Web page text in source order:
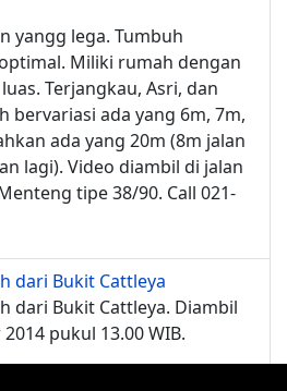
yangg lega. Tumbuh
Miliki rumah dengan
Terjangkau, Asri, dan
bervariasi ada yang 6m, 7m,
ada yang 20m (8m jalan
lagi). Video diambil di jalan
tipe 38/90. Call 021-
dari Bukit Cattleya
dari Bukit Cattleya. Diambil
pukul 13.00 WIB.